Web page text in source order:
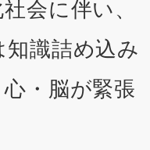
会に伴い、
識詰め込み
・脳が緊張